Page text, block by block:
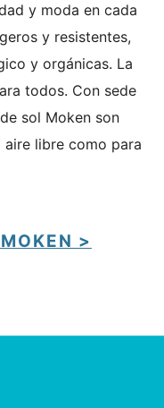
y moda en cada
y resistentes,
y orgánicas. La
todos. Con sede
sol Moken son
libre como para
>